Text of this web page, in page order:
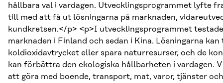
hållbara val i vardagen. Utvecklingsprogrammet lyfte
till med att få ut lösningarna på marknaden,
kundkretsen.</p> <p>I utvecklingsprogrammet
marknaden i Finland och sedan i Kina. Lösningarna
koldioxidavtrycket eller spara naturresurser, och de
kan förbättra den ekologiska hållbarheten i vardagen.
att göra med boende, transport, mat, varor, tjänster